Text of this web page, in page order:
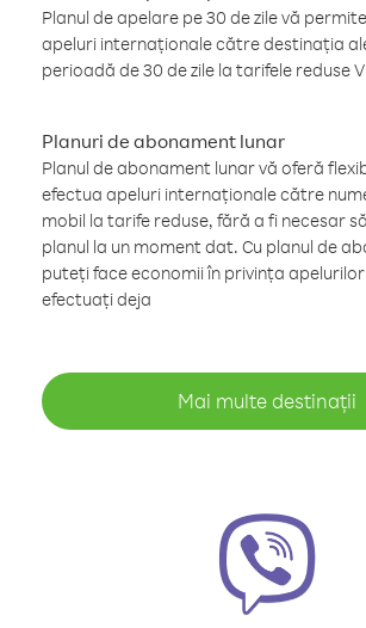
Planul de apelare pe 30 de zile vă
apeluri internaționale către destinația
perioadă de 30 de zile la tarifele reduse
Planuri de abonament lunar
Planul de abonament lunar vă oferă
efectua apeluri internaționale către
mobil la tarife reduse, fără a fi necesar
planul la un moment dat. Cu planul de
puteți face economii în privința
efectuați deja
Mai multe destinații